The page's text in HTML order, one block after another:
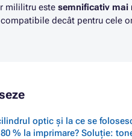
mililitru este semnificativ mai
decât pentru cele
optic și la ce se
% la imprimare? Soluție: